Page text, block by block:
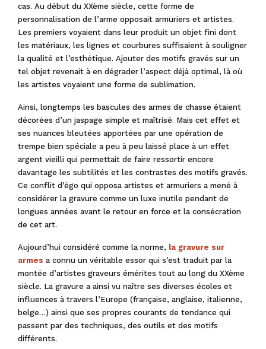
cas. Au début du XXème siècle, cette forme de
personnalisation de l’arme opposait armuriers et artistes.
Les premiers voyaient dans leur produit un objet fini dont
les matériaux, les lignes et courbures suffisaient à souligner
la qualité et l’esthétique. Ajouter des motifs gravés sur un
tel objet revenait à en dégrader l’aspect déjà optimal, là où
les artistes voyaient une forme de sublimation.
Ainsi, longtemps les bascules des armes de chasse étaient
décorées d’un jaspage simple et maîtrisé. Mais cet effet et
ses nuances bleutées apportées par une opération de
trempe bien spéciale a peu à peu laissé place à un effet
argent vieilli qui permettait de faire ressortir encore
davantage les subtilités et les contrastes des motifs gravés.
Ce conflit d’égo qui opposa artistes et armuriers a mené à
considérer la gravure comme un luxe inutile pendant de
longues années avant le retour en force et la consécration
de cet art.
Aujourd’hui considéré comme la norme, la gravure sur
armes a connu un véritable essor qui s’est traduit par la
montée d’artistes graveurs émérites tout au long du XXème
siècle. La gravure a ainsi vu naître ses diverses écoles et
influences à travers l’Europe (française, anglaise, italienne,
belge…) ainsi que ses propres courants de tendance qui
passent par des techniques, des outils et des motifs
différents.